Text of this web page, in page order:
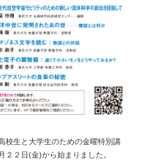
校生と大学生のための金曜特別講
２２日(金)から始まりました。